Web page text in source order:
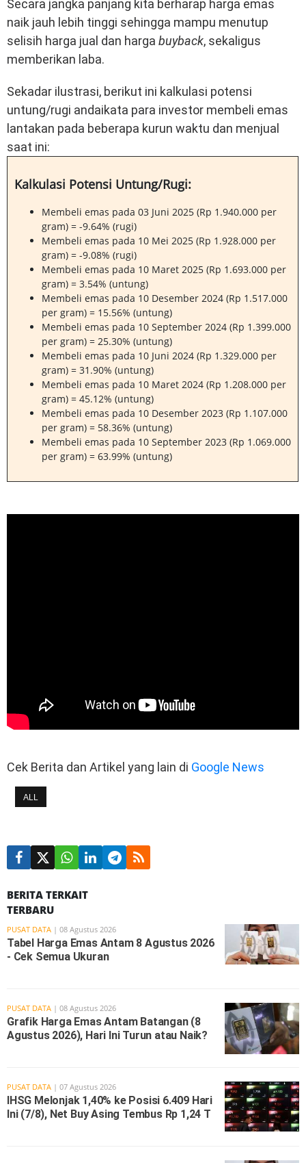
Secara jangka panjang kita berharap harga emas
naik jauh lebih tinggi sehingga mampu menutup
selisih harga jual dan harga buyback, sekaligus
memberikan laba.
Sekadar ilustrasi, berikut ini kalkulasi potensi
untung/rugi andaikata para investor membeli emas
lantakan pada beberapa kurun waktu dan menjual
saat ini:
Kalkulasi Potensi Untung/Rugi:
Membeli emas pada 03 Juni 2025 (Rp 1.940.000 per
gram) = -9.64% (rugi)
Membeli emas pada 10 Mei 2025 (Rp 1.928.000 per
gram) = -9.08% (rugi)
Membeli emas pada 10 Maret 2025 (Rp 1.693.000 per
gram) = 3.54% (untung)
Membeli emas pada 10 Desember 2024 (Rp 1.517.000
per gram) = 15.56% (untung)
Membeli emas pada 10 September 2024 (Rp 1.399.000
per gram) = 25.30% (untung)
Membeli emas pada 10 Juni 2024 (Rp 1.329.000 per
gram) = 31.90% (untung)
Membeli emas pada 10 Maret 2024 (Rp 1.208.000 per
gram) = 45.12% (untung)
Membeli emas pada 10 Desember 2023 (Rp 1.107.000
per gram) = 58.36% (untung)
Membeli emas pada 10 September 2023 (Rp 1.069.000
per gram) = 63.99% (untung)
Cek Berita dan Artikel yang lain di Google News
ALL
BERITA TERKAIT
TERBARU
PUSAT DATA | 08 Agustus 2026
Tabel Harga Emas Antam 8 Agustus 2026
- Cek Semua Ukuran
PUSAT DATA | 08 Agustus 2026
Grafik Harga Emas Antam Batangan (8
Agustus 2026), Hari Ini Turun atau Naik?
PUSAT DATA | 07 Agustus 2026
IHSG Melonjak 1,40% ke Posisi 6.409 Hari
Ini (7/8), Net Buy Asing Tembus Rp 1,24 T